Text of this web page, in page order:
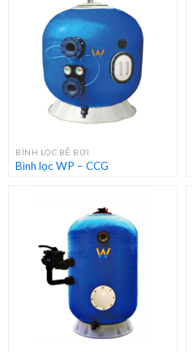
BÌNH LỌC BỂ BƠI
Bình lọc WP – CCG